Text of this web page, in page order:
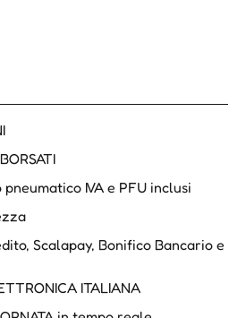
pneumatico IVA e PFU inclusi
Scalapay, Bonifico Bancario e
ITALIANA